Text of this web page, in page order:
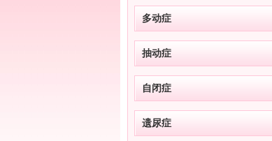
多动症
抽动症
自闭症
遗尿症